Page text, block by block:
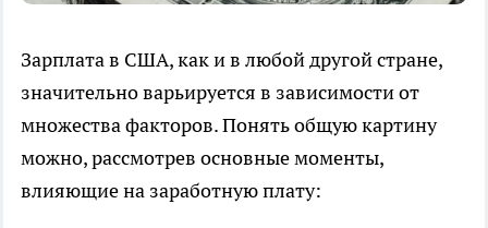
Зарплата в США, как и в любой другой стране,
значительно варьируется в зависимости от
множества факторов. Понять общую картину
можно, рассмотрев основные моменты,
влияющие на заработную плату: